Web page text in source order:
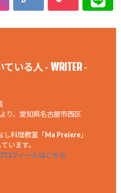
ている人 - WRITER-
り、愛知県名古屋市西区
し料理教室「Ma Preiere」
います。
ロフィールはこちら